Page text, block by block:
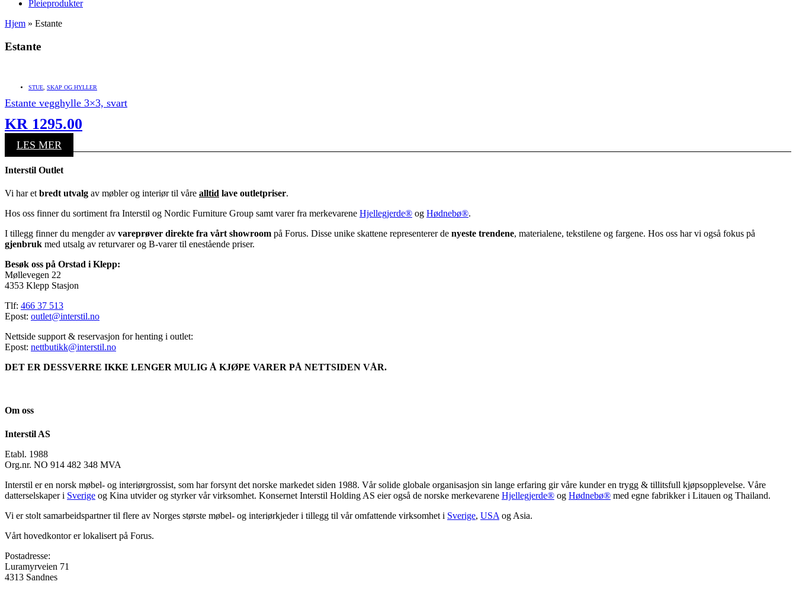
Pleieprodukter
Hjem » Estante
Estante
STUE, SKAP OG HYLLER
Estante vegghylle 3×3, svart
KR 1295.00
LES MER
Interstil Outlet
Vi har et bredt utvalg av møbler og interiør til våre alltid lave outletpriser.
Hos oss finner du sortiment fra Interstil og Nordic Furniture Group samt varer fra merkevarene Hjellegjerde® og Hødnebø®.
I tillegg finner du mengder av vareprøver direkte fra vårt showroom på Forus. Disse unike skattene representerer de nyeste trendene, materialene, tekstilene og fargene. Hos oss har vi også fokus på
gjenbruk med utsalg av returvarer og B-varer til enestående priser.
Besøk oss på Orstad i Klepp:
Møllevegen 22
4353 Klepp Stasjon
Tlf: 466 37 513
Epost: outlet@interstil.no
Nettside support & reservasjon for henting i outlet:
Epost: nettbutikk@interstil.no
DET ER DESSVERRE IKKE LENGER MULIG Å KJØPE VARER PÅ NETTSIDEN VÅR.
Om oss
Interstil AS
Etabl. 1988
Org.nr. NO 914 482 348 MVA
Interstil er en norsk møbel- og interiørgrossist, som har forsynt det norske markedet siden 1988. Vår solide globale organisasjon sin lange erfaring gir våre kunder en trygg & tillitsfull kjøpsopplevelse. Våre
datterselskaper i Sverige og Kina utvider og styrker vår virksomhet. Konsernet Interstil Holding AS eier også de norske merkevarene Hjellegjerde® og Hødnebø® med egne fabrikker i Litauen og Thailand.
Vi er stolt samarbeidspartner til flere av Norges største møbel- og interiørkjeder i tillegg til vår omfattende virksomhet i Sverige, USA og Asia.
Vårt hovedkontor er lokalisert på Forus.
Postadresse:
Luramyrveien 71
4313 Sandnes